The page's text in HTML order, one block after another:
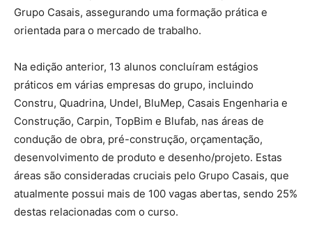
Grupo Casais, assegurando uma formação prática e
orientada para o mercado de trabalho.
Na edição anterior, 13 alunos concluíram estágios
práticos em várias empresas do grupo, incluindo
Constru, Quadrina, Undel, BluMep, Casais Engenharia e
Construção, Carpin, TopBim e Blufab, nas áreas de
condução de obra, pré-construção, orçamentação,
desenvolvimento de produto e desenho/projeto. Estas
áreas são consideradas cruciais pelo Grupo Casais, que
atualmente possui mais de 100 vagas abertas, sendo 25%
destas relacionadas com o curso.